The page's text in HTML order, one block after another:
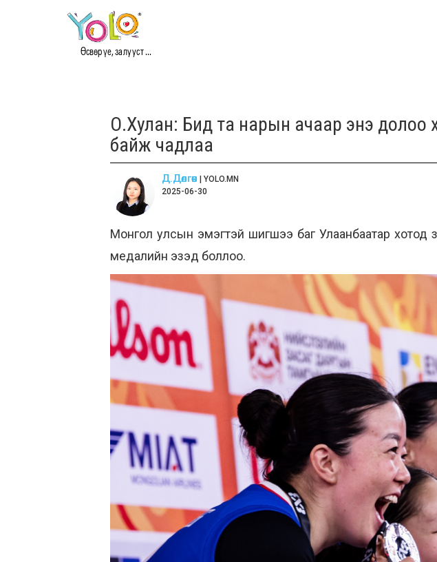
Өсвөр үе, залууст ...
О.Хулан: Бид та нарын ачаар энэ долоо
байж чадлаа
Д.Дөлгөөн | YOLO.MN
2025-06-30
Монгол улсын эмэгтэй шигшээ баг Улаанбаатар хотод
медалийн эзэд боллоо.